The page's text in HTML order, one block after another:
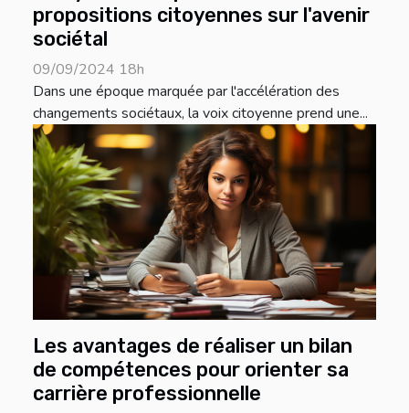
propositions citoyennes sur l'avenir
sociétal
09/09/2024 18h
Dans une époque marquée par l'accélération des
changements sociétaux, la voix citoyenne prend une...
Les avantages de réaliser un bilan
de compétences pour orienter sa
carrière professionnelle